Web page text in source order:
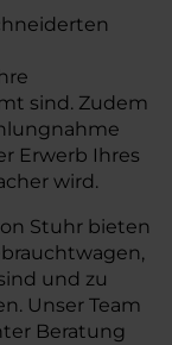
sind. Zudem
Erwerb Ihres
wird.
Stuhr bieten
und zu
Unser Team
Beratung